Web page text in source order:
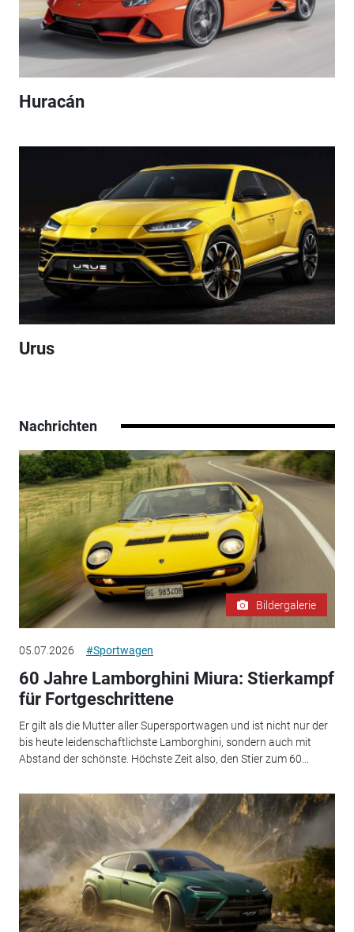
Huracán
Urus
Nachrichten
Bildergalerie
05.07.2026 #Sportwagen
60 Jahre Lamborghini Miura: Stierkampf
für Fortgeschrittene
Er gilt als die Mutter aller Supersportwagen und ist nicht nur der
bis heute leidenschaftlichste Lamborghini, sondern auch mit
Abstand der schönste. Höchste Zeit also, den Stier zum 60...